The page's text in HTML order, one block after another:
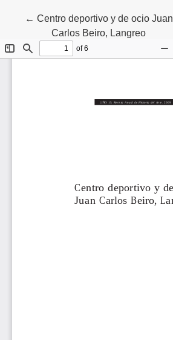
← Volver a los detalles del artículo
Centro deportivo y de ocio Juan
Carlos Beiro, Langreo